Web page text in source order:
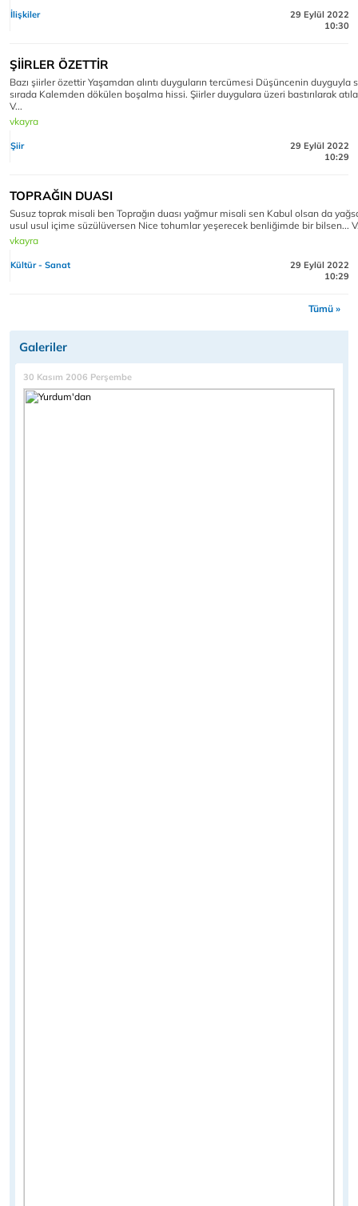
İlişkiler
29 Eylül 2022
10:30
ŞİİRLER ÖZETTİR
Bazı şiirler özettir Yaşamdan alıntı duyguların tercümesi Düşüncenin duyguyla
sırada Kalemden dökülen boşalma hissi. Şiirler duygulara üzeri bastırılarak
V...
vkayra
Şiir
29 Eylül 2022
10:29
TOPRAĞIN DUASI
Susuz toprak misali ben Toprağın duası yağmur misali sen Kabul olsan da
usul usul içime süzülüversen Nice tohumlar yeşerecek benliğimde bir bilsen...
vkayra
Kültür - Sanat
29 Eylül 2022
10:29
Tümü »
Galeriler
30 Kasım 2006 Perşembe